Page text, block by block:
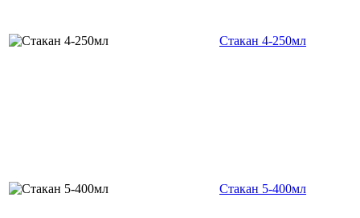
Стакан 4-250мл
Стакан 5-400мл